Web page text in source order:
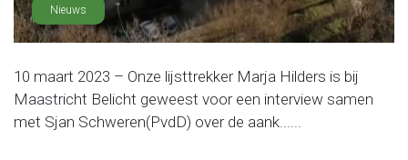
Nieuws
10 maart 2023 – Onze lijsttrekker Marja Hilders is bij
Maastricht Belicht geweest voor een interview samen
met Sjan Schweren(PvdD) over de aank......